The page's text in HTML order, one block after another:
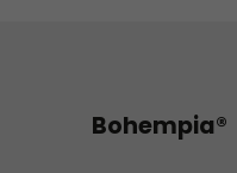
Bohempia®